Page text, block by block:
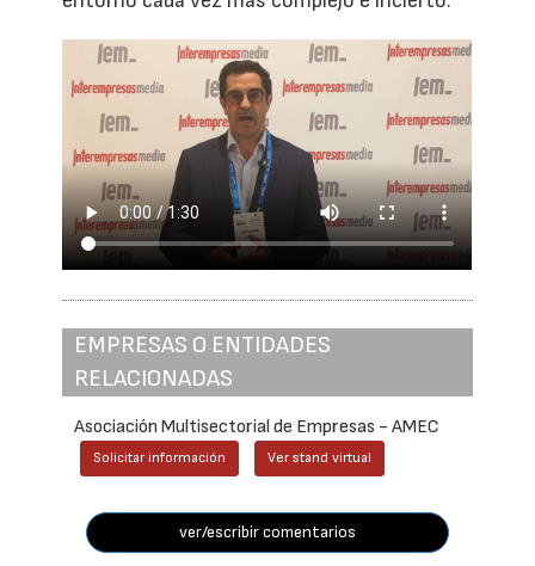
EMPRESAS O ENTIDADES
RELACIONADAS
Asociación Multisectorial de Empresas - AMEC
Solicitar información Ver stand virtual
ver/escribir comentarios